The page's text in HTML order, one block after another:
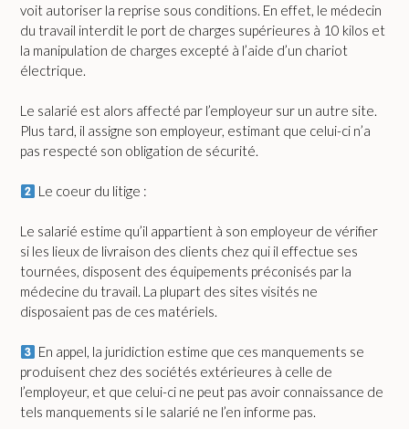
voit autoriser la reprise sous conditions. En effet, le médecin
du travail interdit le port de charges supérieures à 10 kilos et
la manipulation de charges excepté à l’aide d’un chariot
électrique.
Le salarié est alors affecté par l’employeur sur un autre site.
Plus tard, il assigne son employeur, estimant que celui-ci n’a
pas respecté son obligation de sécurité.
Le coeur du litige :
Le salarié estime qu’il appartient à son employeur de vérifier
si les lieux de livraison des clients chez qui il effectue ses
tournées, disposent des équipements préconisés par la
médecine du travail. La plupart des sites visités ne
disposaient pas de ces matériels.
En appel, la juridiction estime que ces manquements se
produisent chez des sociétés extérieures à celle de
l’employeur, et que celui-ci ne peut pas avoir connaissance de
tels manquements si le salarié ne l’en informe pas.